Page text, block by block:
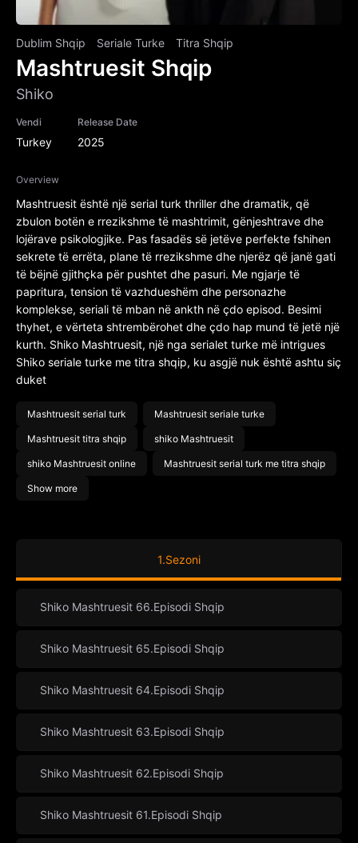
Dublim Shqip Seriale Turke Titra Shqip
Mashtruesit Shqip
Shiko
Vendi
Turkey
Release Date
2025
Overview
Mashtruesit është një serial turk thriller dhe dramatik, që
zbulon botën e rrezikshme të mashtrimit, gënjeshtrave dhe
lojërave psikologjike. Pas fasadës së jetëve perfekte fshihen
sekrete të errëta, plane të rrezikshme dhe njerëz që janë gati
të bëjnë gjithçka për pushtet dhe pasuri. Me ngjarje të
papritura, tension të vazhdueshëm dhe personazhe
komplekse, seriali të mban në ankth në çdo episod. Besimi
thyhet, e vërteta shtrembërohet dhe çdo hap mund të jetë një
kurth. Shiko Mashtruesit, një nga serialet turke më intrigues
Shiko seriale turke me titra shqip, ku asgjë nuk është ashtu siç
duket
Mashtruesit serial turk Mashtruesit seriale turke
Mashtruesit titra shqip shiko Mashtruesit
shiko Mashtruesit online Mashtruesit serial turk me titra shqip
Show more
1.Sezoni
Shiko Mashtruesit 66.Episodi Shqip
Shiko Mashtruesit 65.Episodi Shqip
Shiko Mashtruesit 64.Episodi Shqip
Shiko Mashtruesit 63.Episodi Shqip
Shiko Mashtruesit 62.Episodi Shqip
Shiko Mashtruesit 61.Episodi Shqip